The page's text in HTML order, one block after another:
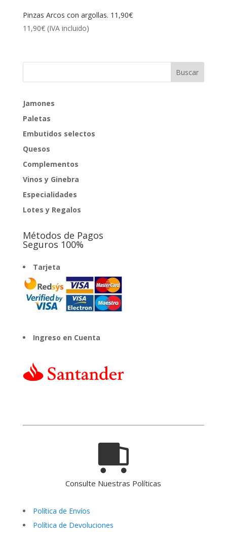
Pinzas Arcos con argollas. 11,90€
11,90€ (IVA incluido)
Jamones
Paletas
Embutidos selectos
Quesos
Complementos
Vinos y Ginebra
Especialidades
Lotes y Regalos
Métodos de Pagos
Seguros 100%
Tarjeta
Ingreso en Cuenta
Consulte Nuestras Políticas
Política de Envíos
Política de Devoluciones